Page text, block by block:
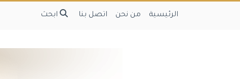
الرئيسية من نحن اتصل بنا ابحث